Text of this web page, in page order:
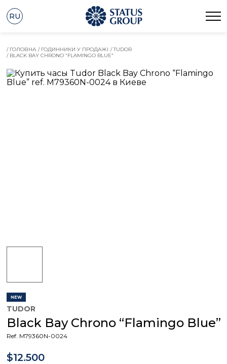
RU
/ ГОЛОВНА / ГОДИННИКИ У ПРОДАЖІ / TUDOR
/ BLACK BAY CHRONO “FLAMINGO BLUE”
NEW
TUDOR
Black Bay Chrono “Flamingo Blue”
Ref. M79360N-0024
$12.500